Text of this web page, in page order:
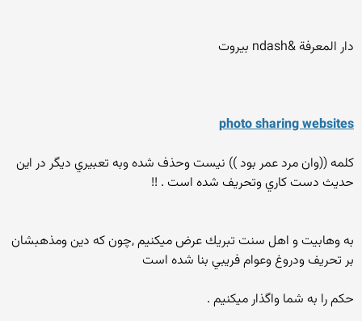
دار المعرفة &ndash بيروت
photo sharing websites
کلمه ((وان مرد عمر بود )) نيست وحذف شده وبه تعبيري ديگر در اين
حديث دست كاري وتحريف شده است . !!
به وهابيت و اهل سنت تبريك عرض ميكنيم ,چون كه دين ومذهبشان
بر تحريف ودروغ وعوام فريبي بنا شده است
حكم را به شما واگذار ميكنيم .